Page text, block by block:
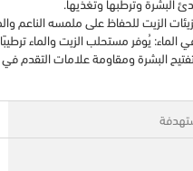
الزيت للحفاظ على ملمسه الناعم
الماء: يُوفر مستحلب الزيت والماء
البشرة ومقاومة علامات التقدم